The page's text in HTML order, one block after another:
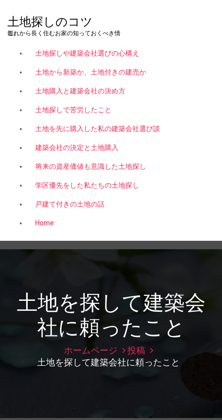
土地探しのコツ
これから長く住むお家の知っておくべき情報。
土地探しや建築会社選びの心構え
土地から新築か、土地付きの建売か
土地購入と建築会社の決め方
土地探しで苦労したこと
土地を先に購入した私の建築会社選び談
建築会社の決定と土地購入
将来の資産価値も意識した土地探し
学区優先をした私たちの土地探し
戸建て付きの土地の話
Home
土地を探して建築会
社に頼ったこと
ホームページ
投稿
土地を探して建築会社に頼ったこと